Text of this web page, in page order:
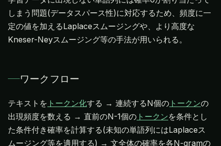
しまう問題(データスパース性)に対応するため、頻度に一
定の値を加えるLaplaceスムージングや、より高度な
Kneser-Neyスムージング等の手法が用いられる。
ワークフロー
テキストを トークン化する → 連続するN個の トークンの
出現頻度を数える → 直前のN-1個の トークンを条件とし
た条件付き確率を計算する(未知の単語列にはLaplaceス
ムージング等を適用する) → 文全体の確率を各N-gramの